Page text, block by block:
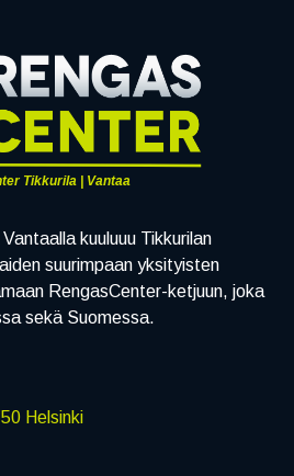
Tikkurila | Vantaa
kuuluuu Tikkurilan
suurimpaan yksityisten
RengasCenter-ketjuun, joka
sekä Suomessa.
Helsinki